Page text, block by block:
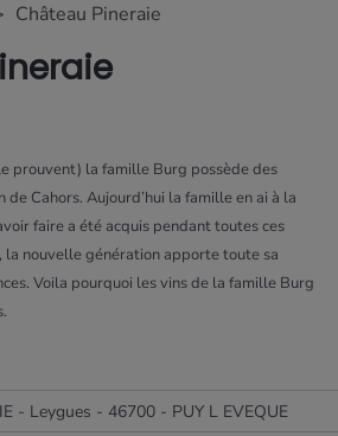
Château Pineraie
prouvent) la famille Burg possède des
Cahors. Aujourd’hui la famille en ai à la
faire a été acquis pendant toutes ces
la nouvelle génération apporte toute sa
Voila pourquoi les vins de la famille Burg
- Leygues - 46700 - PUY L EVEQUE